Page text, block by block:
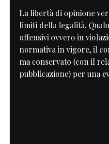
La libertà di opinione
limiti della legalità.
offensivi ovvero in
normativa in vigore, il
ma conservato (con il
pubblicazione) per una